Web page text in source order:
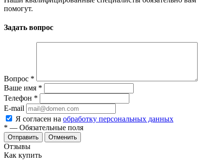
помогут.
Задать вопрос
Вопрос *
Ваше имя *
Телефон *
E-mail
Я согласен на обработку персональных данных
* — Обязательные поля
Отменить
Отзывы
Как купить